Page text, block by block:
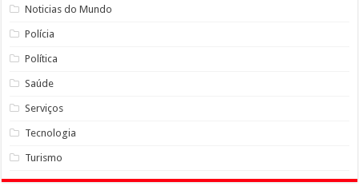
Noticias do Mundo
Polícia
Política
Saúde
Serviços
Tecnologia
Turismo